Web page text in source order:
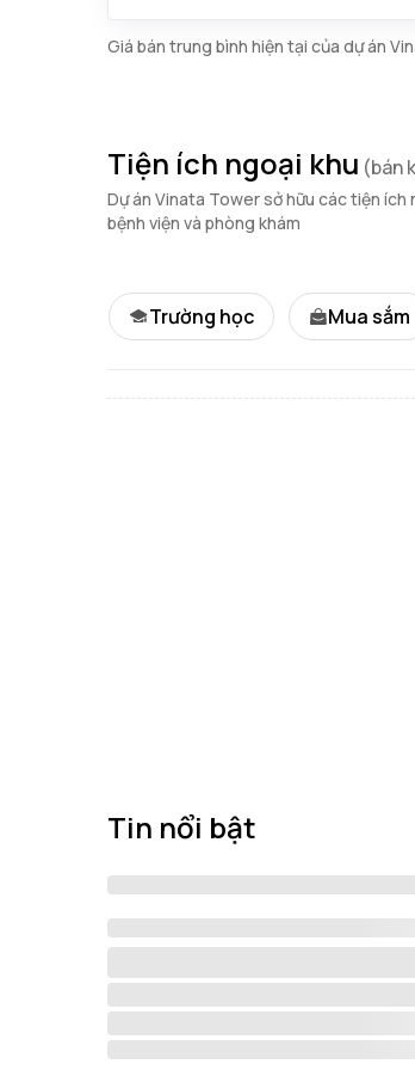
Giá bán trung bình hiện tại của dự án
Tiện ích ngoại khu (bán
Dự án Vinata Tower sở hữu các tiện
bệnh viện và phòng khám
Trường học Mua sắm
Tin nổi bật